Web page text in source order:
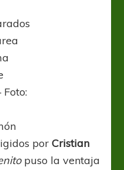
Foto:
porCristian
puso la ventaja